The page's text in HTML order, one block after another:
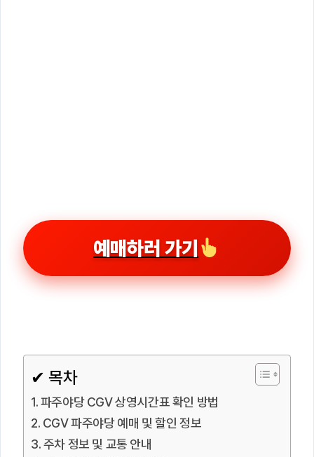
예매하러 가기
✔ 목차
파주야당 CGV 상영시간표 확인 방법
CGV 파주야당 예매 및 할인 정보
주차 정보 및 교통 안내